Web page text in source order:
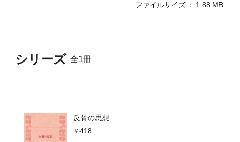
シリーズ 全1冊
反骨の思想
418
ファイルサイズ
1.88 MB